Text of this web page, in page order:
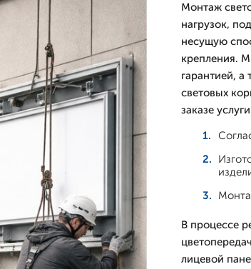
Монтаж
нагрузок,
несущую
крепления.
гарантией,
световых
заказе
В процессе
лицевой